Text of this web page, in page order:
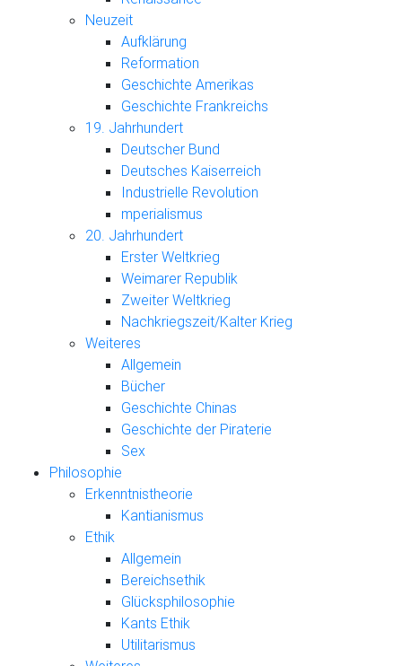
Neuzeit
Aufklärung
Reformation
Geschichte Amerikas
Geschichte Frankreichs
19. Jahrhundert
Deutscher Bund
Deutsches Kaiserreich
Industrielle Revolution
mperialismus
20. Jahrhundert
Erster Weltkrieg
Weimarer Republik
Zweiter Weltkrieg
Nachkriegszeit/Kalter Krieg
Weiteres
Allgemein
Bücher
Geschichte Chinas
Geschichte der Piraterie
Sex
Philosophie
Erkenntnistheorie
Kantianismus
Ethik
Allgemein
Bereichsethik
Glücksphilosophie
Kants Ethik
Utilitarismus